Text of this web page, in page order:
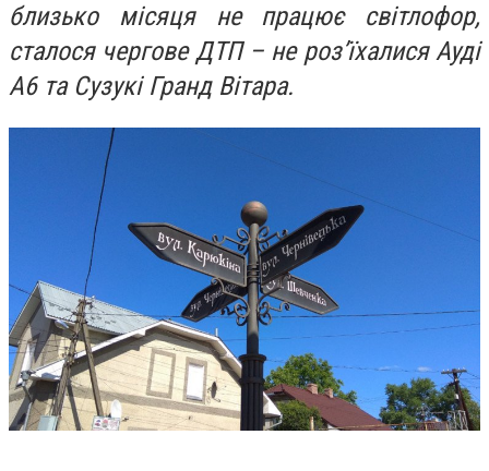
близько місяця не працює світлофор,
сталося чергове ДТП – не роз’їхалися Ауді
А6 та Сузукі Гранд Вітара.